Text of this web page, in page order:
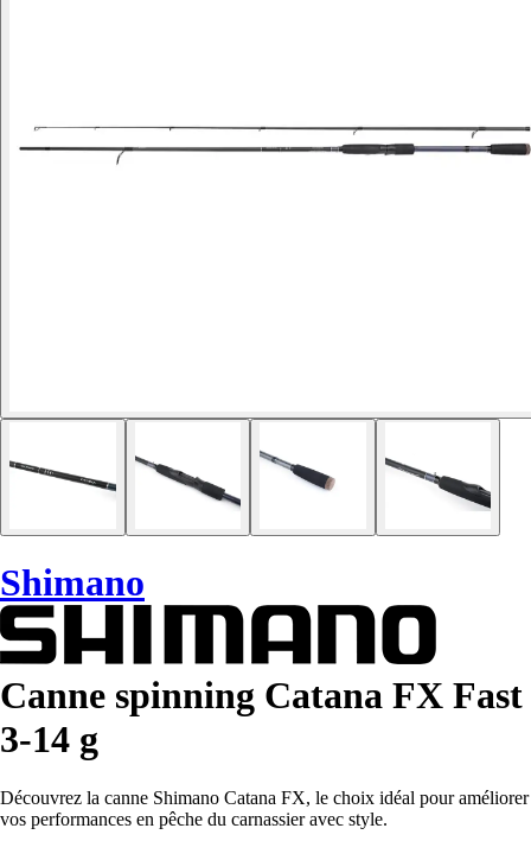
Shimano
Canne spinning Catana FX Fast
3-14 g
Découvrez la canne Shimano Catana FX, le choix idéal pour améliorer
vos performances en pêche du carnassier avec style.